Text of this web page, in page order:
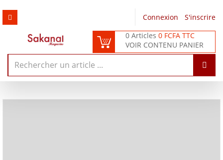
Connexion
S'inscrire
0 Articles0 FCFA TTC
VOIR CONTENU PANIER